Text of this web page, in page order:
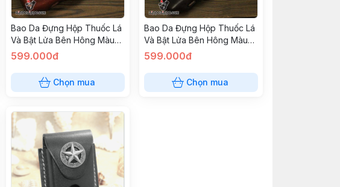
Bao Da Đựng Hộp Thuốc Lá
Và Bật Lửa Bên Hông Màu
Đỏ
599.000đ
Chọn mua
Bao Da Đựng Hộp Thuốc Lá
Và Bật Lửa Bên Hông Màu
Đen
599.000đ
Chọn mua